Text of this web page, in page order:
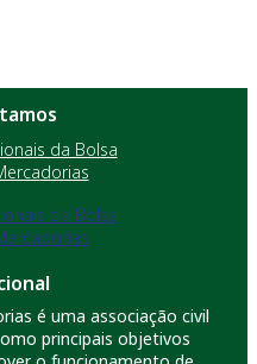
da Bolsa
da Bolsa
é uma associação civil
principais objetivos